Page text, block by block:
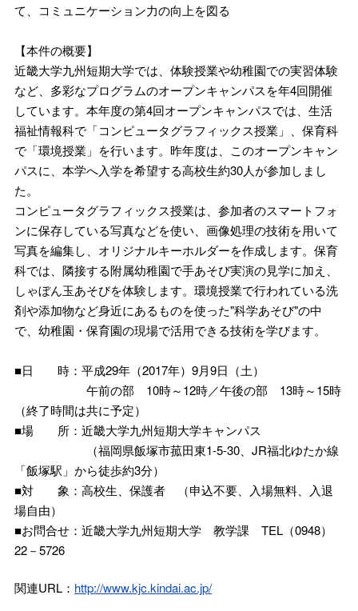
て、コミュニケーション力の向上を図る
【本件の概要】
近畿大学九州短期大学では、体験授業や幼稚園での実習体験
など、多彩なプログラムのオープンキャンパスを年4回開催
しています。本年度の第4回オープンキャンパスでは、生活
福祉情報科で「コンピュータグラフィックス授業」、保育科
で「環境授業」を行います。昨年度は、このオープンキャン
パスに、本学へ入学を希望する高校生約30人が参加しまし
た。
コンピュータグラフィックス授業は、参加者のスマートフォ
ンに保存している写真などを使い、画像処理の技術を用いて
写真を編集し、オリジナルキーホルダーを作成します。保育
科では、隣接する附属幼稚園で手あそび実演の見学に加え、
しゃぼん玉あそびを体験します。環境授業で行われている洗
剤や添加物など身近にあるものを使った"科学あそび"の中
で、幼稚園・保育園の現場で活用できる技術を学びます。
■日 時：平成29年（2017年）9月9日（土）
午前の部 10時～12時／午後の部 13時～15時
（終了時間は共に予定）
■場 所：近畿大学九州短期大学キャンパス
（福岡県飯塚市菰田東1-5-30、JR福北ゆたか線
「飯塚駅」から徒歩約3分）
■対 象：高校生、保護者 （申込不要、入場無料、入退
場自由）
■お問合せ：近畿大学九州短期大学 教学課 TEL（0948）
22－5726
関連URL： http://www.kjc.kindai.ac.jp/